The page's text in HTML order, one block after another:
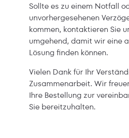
Sollte es zu einem Notfall
unvorhergesehenen
kommen, kontaktieren Sie
umgehend, damit wir eine
Lösung finden können.
Vielen Dank für Ihr
Zusammenarbeit. Wir
Ihre Bestellung zur
Sie bereitzuhalten.